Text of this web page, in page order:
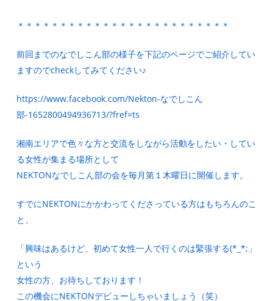
＊＊＊＊＊＊＊＊＊＊＊＊＊＊＊＊＊＊＊＊＊＊＊＊＊
前回までのなでしこん部の様子を下記のページでご紹介してい
ますのでcheckしてみてください♪
https://www.facebook.com/Nekton-なでしこん
部-1652800494936713/?fref=ts
湘南エリアで色々な方と交流をしながら活動をしたい・してい
る女性が集まる場所として
NEKTONなでしこん部の会を毎月第１木曜日に開催します。
すでにNEKTONにかかわってくださっている方はもちろんのこ
と、
「興味はあるけど、初めて女性一人で行くのは緊張する(*_*;」
という
女性の方、お待ちしております！
この機会にNEKTONデビューしちゃいましょう（笑）